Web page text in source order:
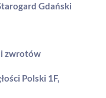
Gdański
i zwrotów
Polski 1F,